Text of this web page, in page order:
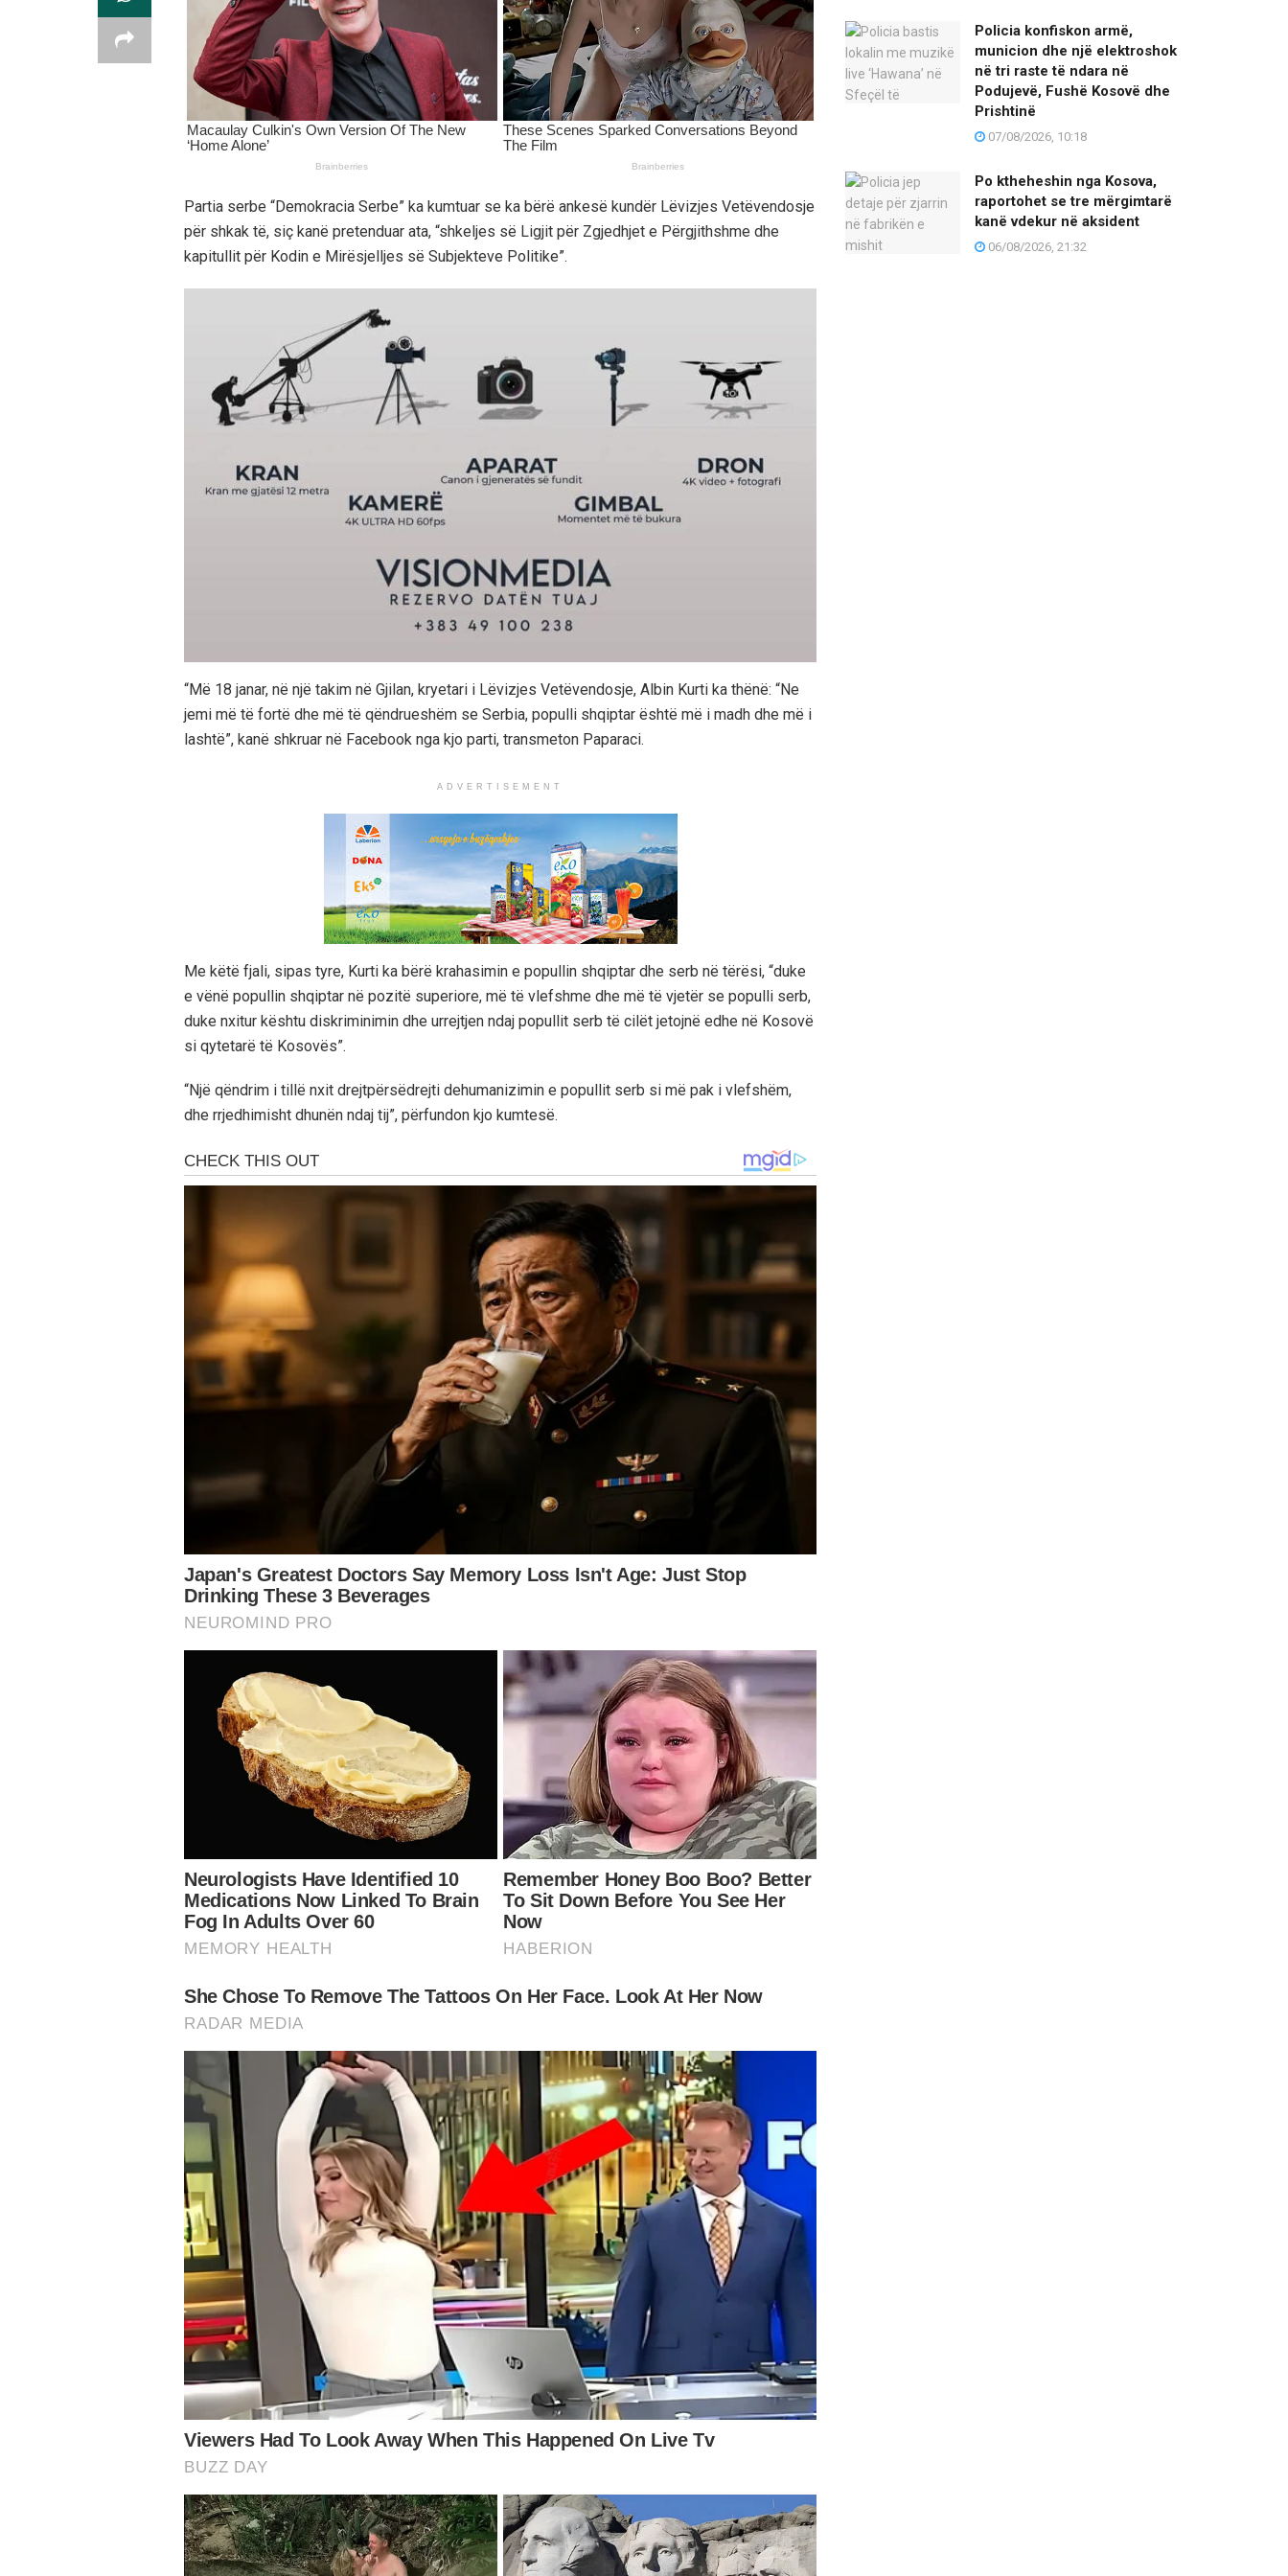
Partia serbe “Demokracia Serbe” ka kumtuar se ka bërë ankesë kundër Lëvizjes Vetëvendosje
për shkak të, siç kanë pretenduar ata, “shkeljes së Ligjit për Zgjedhjet e Përgjithshme dhe
kapitullit për Kodin e Mirësjelljes së Subjekteve Politike”.
“Më 18 janar, në një takim në Gjilan, kryetari i Lëvizjes Vetëvendosje, Albin Kurti ka thënë: “Ne
jemi më të fortë dhe më të qëndrueshëm se Serbia, populli shqiptar është më i madh dhe më i
lashtë”, kanë shkruar në Facebook nga kjo parti, transmeton Paparaci.
ADVERTISEMENT
Me këtë fjali, sipas tyre, Kurti ka bërë krahasimin e popullin shqiptar dhe serb në tërësi, “duke
e vënë popullin shqiptar në pozitë superiore, më të vlefshme dhe më të vjetër se populli serb,
duke nxitur kështu diskriminimin dhe urrejtjen ndaj popullit serb të cilët jetojnë edhe në Kosovë
si qytetarë të Kosovës”.
“Një qëndrim i tillë nxit drejtpërsëdrejti dehumanizimin e popullit serb si më pak i vlefshëm,
dhe rrjedhimisht dhunën ndaj tij”, përfundon kjo kumtesë.
Policia konfiskon armë,
municion dhe një elektroshok
në tri raste të ndara në
Podujevë, Fushë Kosovë dhe
Prishtinë
07/08/2026, 10:18
Po ktheheshin nga Kosova,
raportohet se tre mërgimtarë
kanë vdekur në aksident
06/08/2026, 21:32